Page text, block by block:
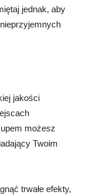
jednak, aby
jakości
możesz
Twoim
trwałe efekty,